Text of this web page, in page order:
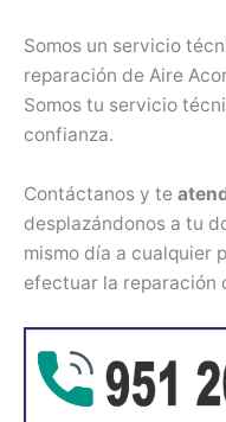
Somos un servicio
reparación de Aire
Somos tu servicio
confianza.
Contáctanos y te
desplazándonos a tu
mismo día a cualquier
efectuar la reparación